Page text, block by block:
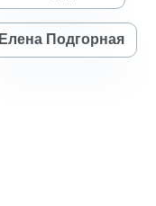
Елена Подгорная